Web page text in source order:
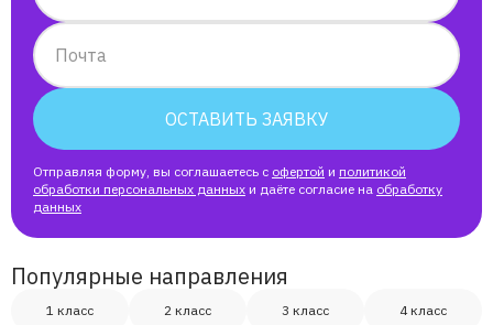
Почта
ОСТАВИТЬ ЗАЯВКУ
Отправляя форму, вы соглашаетесь с офертой и политикой
обработки персональных данных и даёте согласие на обработку
данных
Популярные направления
1 класс 2 класс 3 класс 4 класс